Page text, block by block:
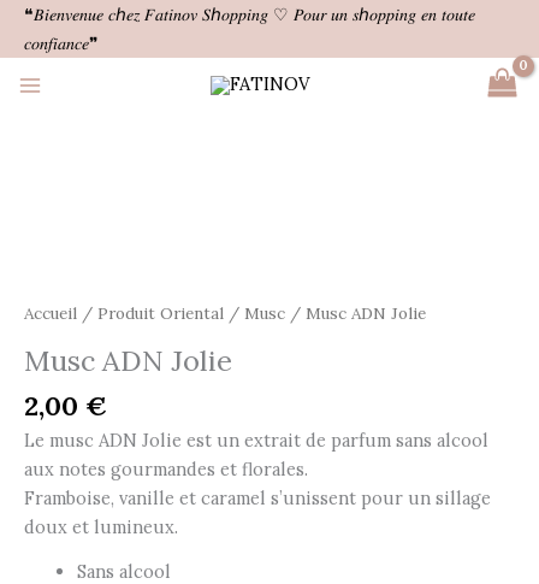
Aller❝𝐵𝑖𝑒𝑛𝑣𝑒𝑛𝑢𝑒 𝑐ℎ𝑒𝑧 𝐹𝑎𝑡𝑖𝑛𝑜𝑣 𝑆ℎ𝑜𝑝𝑝𝑖𝑛𝑔 ♡ 𝑃𝑜𝑢𝑟 𝑢𝑛 𝑠ℎ𝑜𝑝𝑝𝑖𝑛𝑔 𝑒𝑛 𝑡𝑜𝑢𝑡𝑒
𝑐𝑜𝑛𝑓𝑖𝑎𝑛𝑐𝑒❞
Accueil / Produit Oriental / Musc / Musc ADN Jolie
Musc ADN Jolie
2,00 €
Le musc ADN Jolie est un extrait de parfum sans alcool
aux notes gourmandes et florales.
Framboise, vanille et caramel s’unissent pour un sillage
doux et lumineux.
Sans alcool